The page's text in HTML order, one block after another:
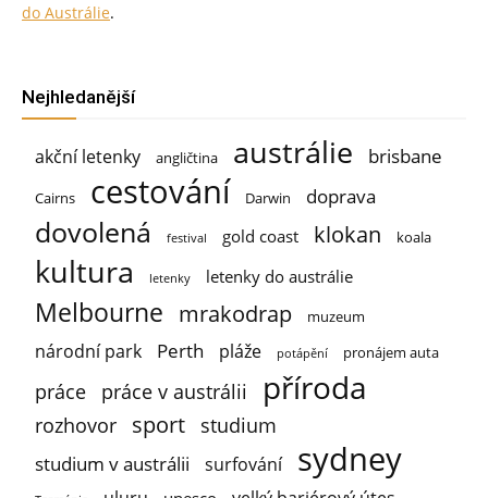
do Austrálie.
Nejhledanější
akční letenky angličtina austrálie brisbane
Cairns cestování Darwin doprava
dovolená festival gold coast klokan koala
kultura letenky letenky do austrálie
Melbourne mrakodrap muzeum
národní park Perth pláže potápění pronájem auta
práce práce v austrálii příroda
rozhovor sport studium
studium v austrálii surfování sydney